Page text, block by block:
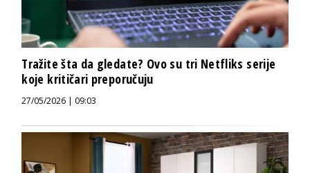
Tražite šta da gledate? Ovo su tri Netfliks serije
koje kritičari preporučuju
27/05/2026 | 09:03